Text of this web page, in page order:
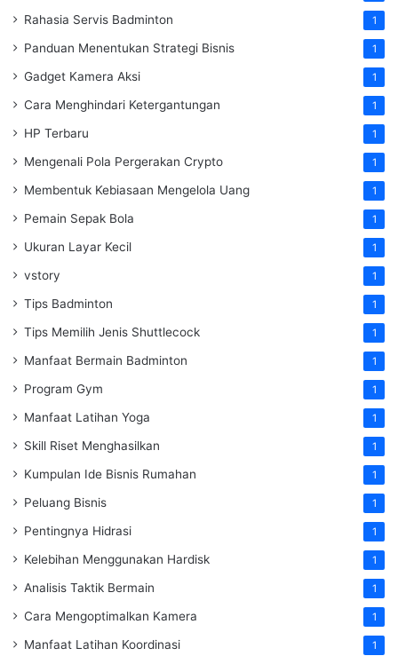
Rahasia Servis Badminton 1
Panduan Menentukan Strategi Bisnis 1
Gadget Kamera Aksi 1
Cara Menghindari Ketergantungan 1
HP Terbaru 1
Mengenali Pola Pergerakan Crypto 1
Membentuk Kebiasaan Mengelola Uang 1
Pemain Sepak Bola 1
Ukuran Layar Kecil 1
vstory 1
Tips Badminton 1
Tips Memilih Jenis Shuttlecock 1
Manfaat Bermain Badminton 1
Program Gym 1
Manfaat Latihan Yoga 1
Skill Riset Menghasilkan 1
Kumpulan Ide Bisnis Rumahan 1
Peluang Bisnis 1
Pentingnya Hidrasi 1
Kelebihan Menggunakan Hardisk 1
Analisis Taktik Bermain 1
Cara Mengoptimalkan Kamera 1
Manfaat Latihan Koordinasi 1